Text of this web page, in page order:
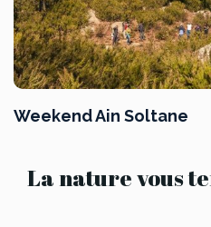
Weekend Ain Soltane
La nature vous